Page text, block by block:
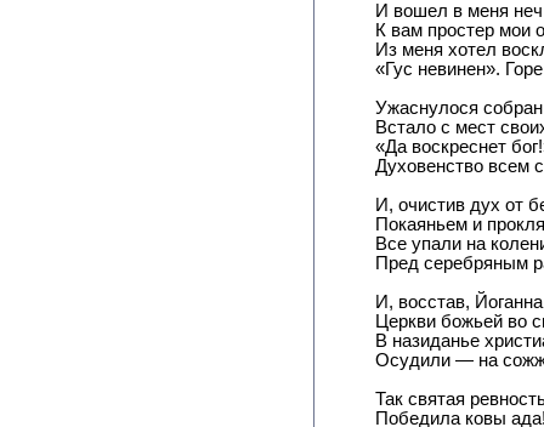
И вошел в меня
К вам простер мои
Из меня хотел
«Гус невинен».
Ужаснулося
Встало с мест
«Да воскреснет
Духовенство всем
И, очистив дух от
Покаяньем и
Все упали на
Пред серебряным
И, восстав,
Церкви божьей во
В назиданье
Осудили — на
Так святая
Победила ковы